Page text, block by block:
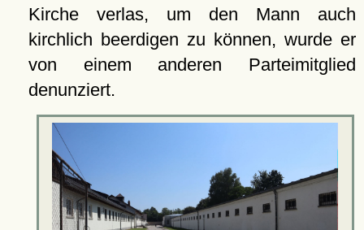
Kirche verlas, um den Mann auch
kirchlich beerdigen zu können, wurde er
von einem anderen Parteimitglied
denunziert.